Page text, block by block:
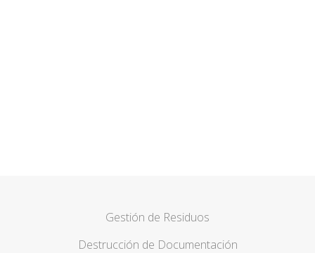
Gestión de Residuos
Destrucción de Documentación